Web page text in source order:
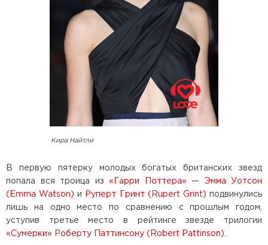
Кира Найтли
В первую пятерку молодых богатых британских звезд
попала вся троица из «Гарри Поттера» — Эмма Уотсон
(Emma Watson) и Руперт Гринт (Rupert Grint) подвинулись
лишь на одно место по сравнению с прошлым годом,
уступив третье место в рейтинге звезде трилогии
«Сумерки»
Роберту Паттинсону (Robert Pattinson)